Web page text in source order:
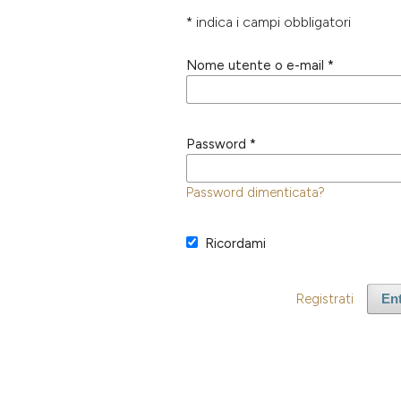
* indica i campi obbligatori
Nome utente o e-mail *
Password *
Password dimenticata?
Ricordami
Registrati